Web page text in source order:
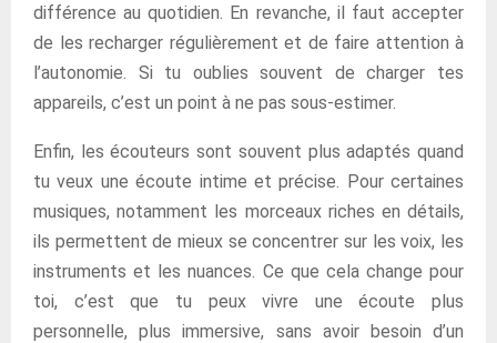
différence au quotidien. En revanche, il faut accepter
de les recharger régulièrement et de faire attention à
l’autonomie. Si tu oublies souvent de charger tes
appareils, c’est un point à ne pas sous-estimer.
Enfin, les écouteurs sont souvent plus adaptés quand
tu veux une écoute intime et précise. Pour certaines
musiques, notamment les morceaux riches en détails,
ils permettent de mieux se concentrer sur les voix, les
instruments et les nuances. Ce que cela change pour
toi, c’est que tu peux vivre une écoute plus
personnelle, plus immersive, sans avoir besoin d’un